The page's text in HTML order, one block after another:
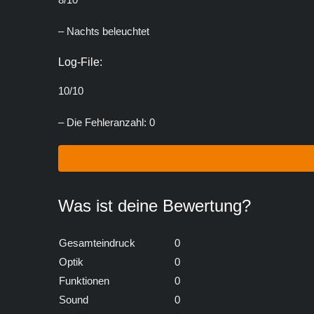
– Nachts beleuchtet
Log-File:
10/10
– Die Fehleranzahl: 0
Was ist deine Bewertung?
Gesamteindruck
0
Optik
0
Funktionen
0
Sound
0